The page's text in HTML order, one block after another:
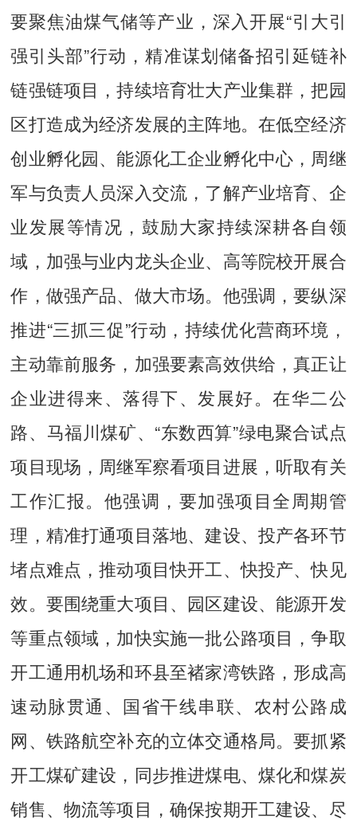
要聚焦油煤气储等产业，深入开展“引大引
强引头部”行动，精准谋划储备招引延链补
链强链项目，持续培育壮大产业集群，把园
区打造成为经济发展的主阵地。 在低空经济
创业孵化园、能源化工企业孵化中心，周继
军与负责人员深入交流，了解产业培育、企
业发展等情况，鼓励大家持续深耕各自领
域，加强与业内龙头企业、高等院校开展合
作，做强产品、做大市场。他强调，要纵深
推进“三抓三促”行动，持续优化营商环境，
主动靠前服务，加强要素高效供给，真正让
企业进得来、落得下、发展好。在华二公
路、马福川煤矿、“东数西算”绿电聚合试点
项目现场，周继军察看项目进展，听取有关
工作汇报。他强调，要加强项目全周期管
理，精准打通项目落地、建设、投产各环节
堵点难点，推动项目快开工、快投产、快见
效。要围绕重大项目、园区建设、能源开发
等重点领域，加快实施一批公路项目，争取
开工通用机场和环县至褚家湾铁路，形成高
速动脉贯通、国省干线串联、农村公路成
网、铁路航空补充的立体交通格局。要抓紧
开工煤矿建设，同步推进煤电、煤化和煤炭
销售、物流等项目，确保按期开工建设、尽